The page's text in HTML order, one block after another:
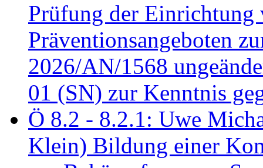
Prüfung der Einrichtung
Präventionsangeboten
2026/AN/1568
01 (SN) zur Kenntnis
Ö 8.2 - 8.2.1: Uwe
Klein) Bildung einer